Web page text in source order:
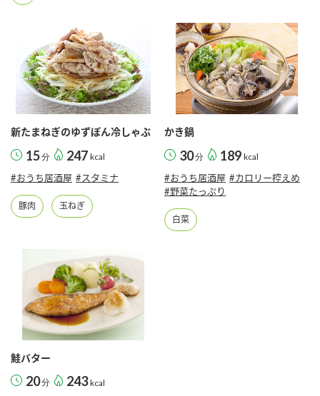
新たまねぎのゆずぽん冷しゃぶ
15分 247 kcal
#おうち居酒屋 #スタミナ
豚肉 玉ねぎ
かき鍋
30分 189 kcal
#おうち居酒屋 #カロリー控えめ
#野菜たっぷり
白菜
鮭バター
20分 243 kcal